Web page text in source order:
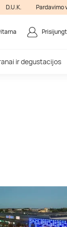
D.U.K. Pardavimo
ir degustacijos